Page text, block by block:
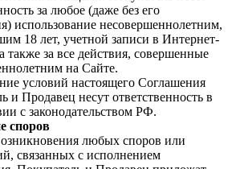
за любое (даже без его
использование несовершеннолетним,
18 лет, учетной записи в Интернет-
также за все действия, совершенные
на Сайте.
условий настоящего Соглашения
и Продавец несут ответственность в
с законодательством РФ.
споров
любых споров или
связанных с исполнением